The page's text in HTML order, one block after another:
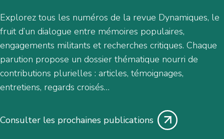
Explorez tous les numéros de la revue Dynamiques, le
fruit d’un dialogue entre mémoires populaires,
engagements militants et recherches critiques. Chaque
parution propose un dossier thématique nourri de
contributions plurielles : articles, témoignages,
entretiens, regards croisés…
Consulter les prochaines publications